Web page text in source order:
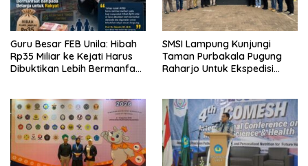
Guru Besar FEB Unila: Hibah
Rp35 Miliar ke Kejati Harus
Dibuktikan Lebih Bermanfaat
SMSI Lampung Kunjungi
Taman Purbakala Pugung
Raharjo Untuk Ekspedisi